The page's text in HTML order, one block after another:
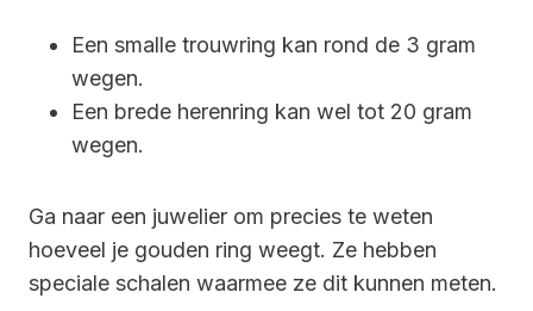
Een smalle trouwring kan rond de 3 gram
wegen.
Een brede herenring kan wel tot 20 gram
wegen.
Ga naar een juwelier om precies te weten
hoeveel je gouden ring weegt. Ze hebben
speciale schalen waarmee ze dit kunnen meten.